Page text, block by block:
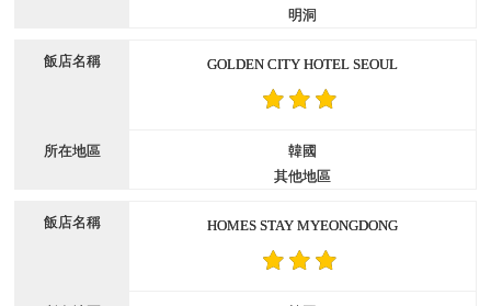
明洞
GOLDEN CITY HOTEL SEOUL
韓國
其他地區
HOMES STAY MYEONGDONG